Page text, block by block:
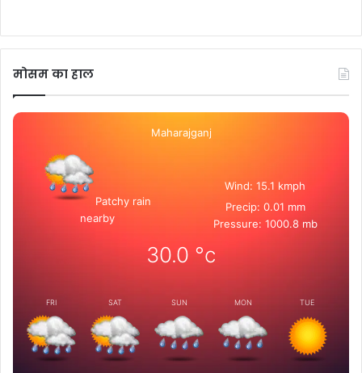
मोसम का हाल
Maharajganj
Patchy rain
nearby
Wind: 15.1 kmph
Precip: 0.01 mm
Pressure: 1000.8 mb
30.0 °c
FRI SAT SUN MON TUE